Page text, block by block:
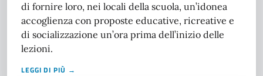
di fornire loro, nei locali della scuola, un’idonea
accoglienza con proposte educative, ricreative e
di socializzazione un’ora prima dell’inizio delle
lezioni.
LEGGI DI PIÙ →